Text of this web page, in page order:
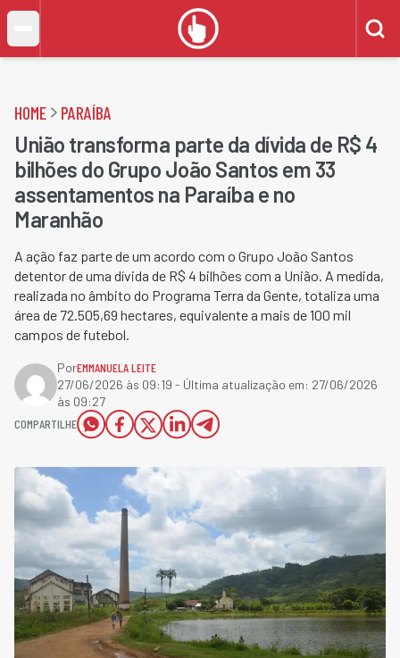
HOME PARAÍBA
União transforma parte da dívida de R$ 4
bilhões do Grupo João Santos em 33
assentamentos na Paraíba e no
Maranhão
A ação faz parte de um acordo com o Grupo João Santos
detentor de uma dívida de R$ 4 bilhões com a União. A medida,
realizada no âmbito do Programa Terra da Gente, totaliza uma
área de 72.505,69 hectares, equivalente a mais de 100 mil
campos de futebol.
PorEMMANUELA LEITE
27/06/2026 às 09:19 - Última atualização em: 27/06/2026
às 09:27
COMPARTILHE